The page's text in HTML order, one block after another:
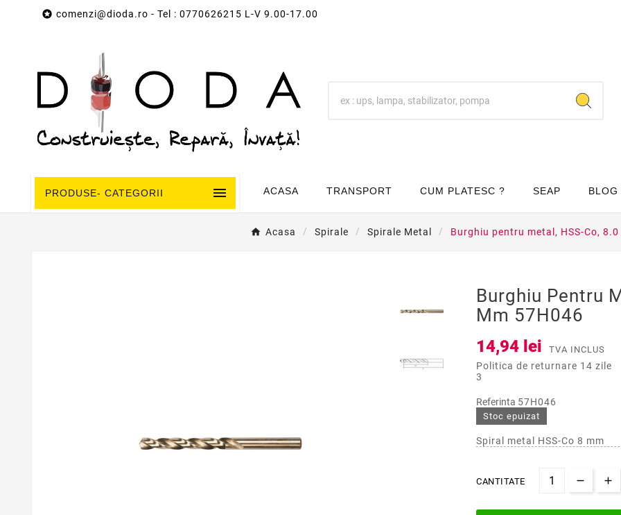
 comenzi@dioda.ro - Tel : 0770626215 L-V 9.00-17.00
PRODUSE- CATEGORII  ACASA TRANSPORT CUM PLATESC ? SEAP BLOG
Acasa Spirale Spirale Metal Burghiu pentru metal, HSS-Co,
Burghiu Pentru
Mm 57H046
14,94 lei TVA INCLUS
Politica de returnare 14 zile
3
Referinta 57H046
Stoc epuizat
Spiral metal HSS-Co 8 mm
CANTITATE